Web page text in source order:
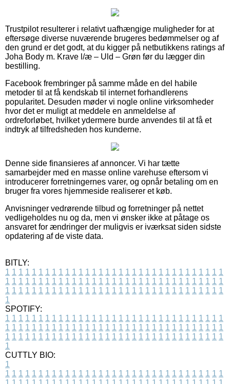
Trustpilot resulterer i relativt uafhængige muligheder for at
eftersøge diverse nuværende brugeres bedømmelser og af
den grund er det godt, at du kigger på netbutikkens ratings af
Joha Body m. Krave l/æ – Uld – Grøn før du lægger din
bestilling.
Facebook frembringer på samme måde en del habile
metoder til at få kendskab til internet forhandlerens
popularitet. Desuden møder vi nogle online virksomheder
hvor det er muligt at meddele en anmeldelse af
ordreforløbet, hvilket ydermere burde anvendes til at få et
indtryk af tilfredsheden hos kunderne.
Denne side finansieres af annoncer. Vi har tætte
samarbejder med en masse online varehuse eftersom vi
introducerer forretningernes varer, og opnår betaling om en
bruger fra vores hjemmeside realiserer et køb.
Anvisninger vedrørende tilbud og forretninger på nettet
vedligeholdes nu og da, men vi ønsker ikke at påtage os
ansvaret for ændringer der muligvis er iværksat siden sidste
opdatering af de viste data.
BITLY:
1 1 1 1 1 1 1 1 1 1 1 1 1 1 1 1 1 1 1 1 1 1 1 1 1 1 1 1 1 1 1 1 1
1 1 1 1 1 1 1 1 1 1 1 1 1 1 1 1 1 1 1 1 1 1 1 1 1 1 1 1 1 1 1 1 1
1 1 1 1 1 1 1 1 1 1 1 1 1 1 1 1 1 1 1 1 1 1 1 1 1 1 1 1 1 1 1 1 1
1
SPOTIFY:
1 1 1 1 1 1 1 1 1 1 1 1 1 1 1 1 1 1 1 1 1 1 1 1 1 1 1 1 1 1 1 1 1
1 1 1 1 1 1 1 1 1 1 1 1 1 1 1 1 1 1 1 1 1 1 1 1 1 1 1 1 1 1 1 1 1
1 1 1 1 1 1 1 1 1 1 1 1 1 1 1 1 1 1 1 1 1 1 1 1 1 1 1 1 1 1 1 1 1
1
CUTTLY BIO:
1
1 1 1 1 1 1 1 1 1 1 1 1 1 1 1 1 1 1 1 1 1 1 1 1 1 1 1 1 1 1 1 1 1